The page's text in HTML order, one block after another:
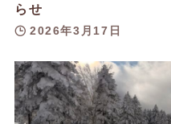
らせ
2026年3月17日